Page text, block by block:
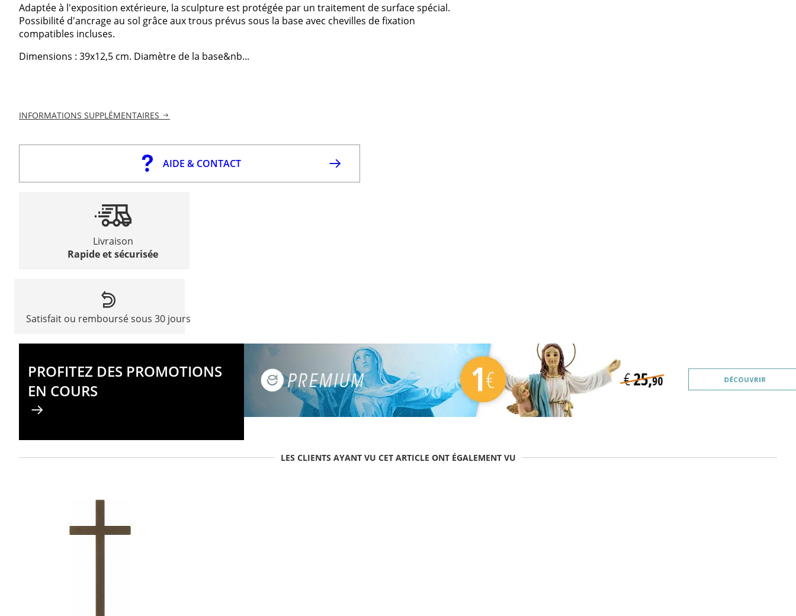
Adaptée à l'exposition extérieure, la sculpture est protégée par un traitement de surface spécial.
Possibilité d'ancrage au sol grâce aux trous prévus sous la base avec chevilles de fixation
compatibles incluses.
Dimensions : 39x12,5 cm. Diamètre de la base&nb...
INFORMATIONS SUPPLÉMENTAIRES
AIDE & CONTACT
Livraison
Rapide et sécurisée
Satisfait ou remboursé sous 30 jours
PROFITEZ DES PROMOTIONS
EN COURS
LES CLIENTS AYANT VU CET ARTICLE ONT ÉGALEMENT VU